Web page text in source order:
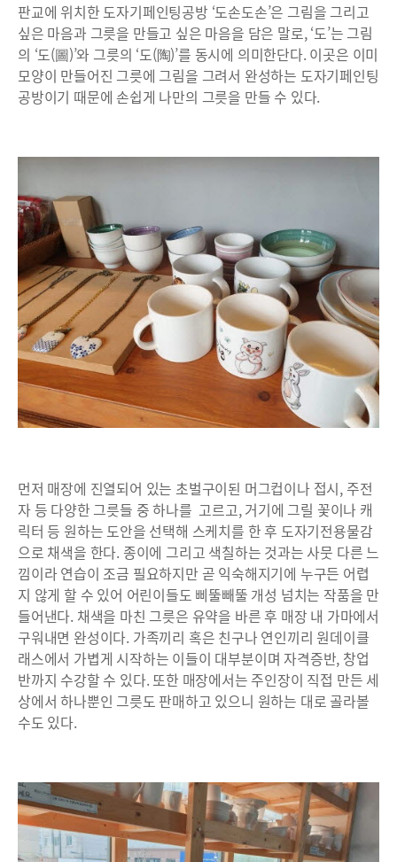
판교에 위치한 도자기페인팅공방 ‘도손도손’은 그림을 그리고
싶은 마음과 그릇을 만들고 싶은 마음을 담은 말로, ‘도’는 그림
의 ‘도(圖)’와 그릇의 ‘도(陶)’를 동시에 의미한단다. 이곳은 이미
모양이 만들어진 그릇에 그림을 그려서 완성하는 도자기페인팅
공방이기 때문에 손쉽게 나만의 그릇을 만들 수 있다.
먼저 매장에 진열되어 있는 초벌구이된 머그컵이나 접시, 주전
자 등 다양한 그릇들 중 하나를 고르고, 거기에 그릴 꽃이나 캐
릭터 등 원하는 도안을 선택해 스케치를 한 후 도자기전용물감
으로 채색을 한다. 종이에 그리고 색칠하는 것과는 사뭇 다른 느
낌이라 연습이 조금 필요하지만 곧 익숙해지기에 누구든 어렵
지 않게 할 수 있어 어린이들도 삐뚤빼뚤 개성 넘치는 작품을 만
들어낸다. 채색을 마친 그릇은 유약을 바른 후 매장 내 가마에서
구워내면 완성이다. 가족끼리 혹은 친구나 연인끼리 원데이클
래스에서 가볍게 시작하는 이들이 대부분이며 자격증반, 창업
반까지 수강할 수 있다. 또한 매장에서는 주인장이 직접 만든 세
상에서 하나뿐인 그릇도 판매하고 있으니 원하는 대로 골라볼
수도 있다.